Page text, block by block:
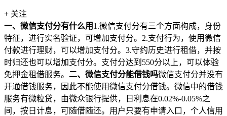
+ 关注
一、微信支付分有什么用 1.微信支付分有三个方面构成，身份
特征，进行实名验证，可增加支付分。2.支付行为，使用微信
付款进行理财，可以增加支付分。3.守约历史进行租借，并按
时归还也可以增加支付分。支付分达到550分以上，可以体验
免押金租借服务。 二、微信支付分能借钱吗微信支付分并没有
开通借钱服务，因此不能使用微信支付分借钱。微信中的借钱
服务有微粒贷，由微众银行提供，日利息在0.02%-0.05%之
间，按日计息，可随借随还。用户只要有申请入口，个人信用